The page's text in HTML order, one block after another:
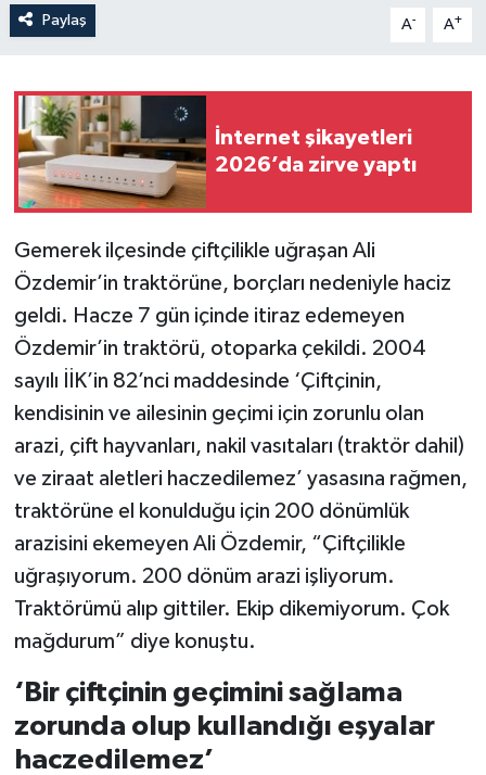
Paylaş A- A+
İnternet şikayetleri
2026’da zirve yaptı
Gemerek ilçesinde çiftçilikle uğraşan Ali
Özdemir’in traktörüne, borçları nedeniyle haciz
geldi. Hacze 7 gün içinde itiraz edemeyen
Özdemir’in traktörü, otoparka çekildi. 2004
sayılı İİK’in 82’nci maddesinde ‘Çiftçinin,
kendisinin ve ailesinin geçimi için zorunlu olan
arazi, çift hayvanları, nakil vasıtaları (traktör dahil)
ve ziraat aletleri haczedilemez’ yasasına rağmen,
traktörüne el konulduğu için 200 dönümlük
arazisini ekemeyen Ali Özdemir, “Çiftçilikle
uğraşıyorum. 200 dönüm arazi işliyorum.
Traktörümü alıp gittiler. Ekip dikemiyorum. Çok
mağdurum” diye konuştu.
‘Bir çiftçinin geçimini sağlama
zorunda olup kullandığı eşyalar
haczedilemez’